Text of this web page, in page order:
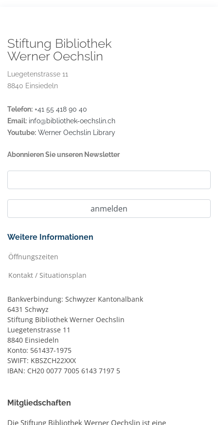
Stiftung Bibliothek
Werner Oechslin
Luegetenstrasse 11
8840 Einsiedeln
Telefon: +41 55 418 90 40
Email: info@bibliothek-oechslin.ch
Youtube: Werner Oechslin Library
Abonnieren Sie unseren Newsletter
Weitere Informationen
Öffnungszeiten
Kontakt / Situationsplan
Bankverbindung: Schwyzer Kantonalbank
6431 Schwyz
Stiftung Bibliothek Werner Oechslin
Luegetenstrasse 11
8840 Einsiedeln
Konto: 561437-1975
SWIFT: KBSZCH22XXX
IBAN: CH20 0077 7005 6143 7197 5
Mitgliedschaften
Die Stiftung Bibliothek Werner Oechslin ist eine